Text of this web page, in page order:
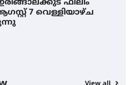
ഫിലിം
7 വെള്ളിയാഴ്ച
റജബ് ” ഇരിങ്ങാലക്കുട
സൊസൈറ്റി ആഗസ്റ്റ് 7
സ്‌ക്രീൻ ചെയ്യുന്നു